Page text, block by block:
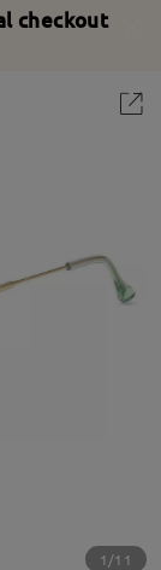
checkout
1/11